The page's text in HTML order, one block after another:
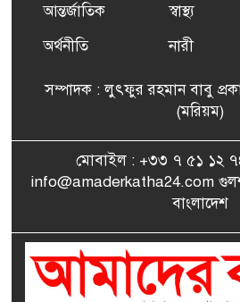
ফ্রান্সে
এমপি
জেলা
বেদে
আন্তর্জাতিক
অর্থনীতি
স্বাস্থ্য
নারী
সম্পাদক : লুৎফুর রহমান বাবু
(মরিয়ম)
মোবাইল : +৩৩ ৭ ৫১ ১২
info@amaderkatha24.com
বাংলাদেশ